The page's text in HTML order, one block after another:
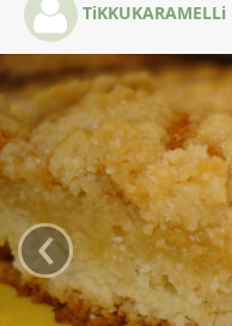
TiKKUKARAMELLi
‹